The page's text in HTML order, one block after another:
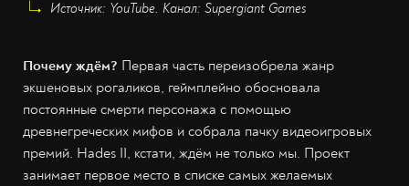
Источник: YouTube. Канал: Supergiant Games
Почему ждём? Первая часть переизобрела жанр
экшеновых рогаликов, геймплейно обосновала
постоянные смерти персонажа с помощью
древнегреческих мифов и собрала пачку видеоигровых
премий. Hades II, кстати, ждём не только мы. Проект
занимает первое место в списке самых желаемых